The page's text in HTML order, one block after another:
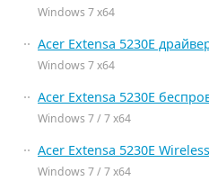
Windows 7 x64
Acer Extensa 5230E
Windows 7 x64
Acer Extensa 5230E
Windows 7 / 7 x64
Acer Extensa 5230E
Windows 7 / 7 x64